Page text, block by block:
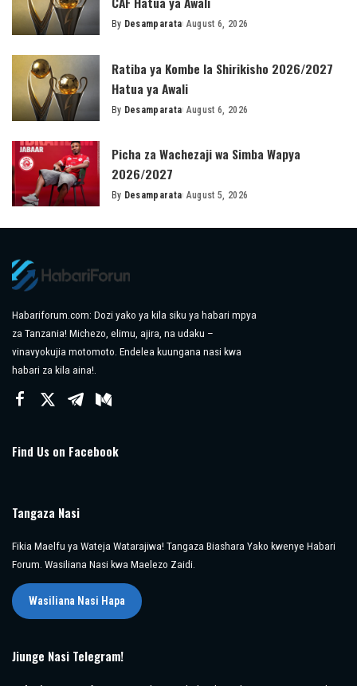
Posted
By Desamparata August 6, 2026
Ratiba ya Kombe la Shirikisho 2026/2027
Hatua ya Awali
Posted
By Desamparata August 6, 2026
Picha za Wachezaji wa Simba Wapya
2026/2027
Posted
By Desamparata August 5, 2026
Habariforum.com: Dozi yako ya kila siku ya habari mpya
za Tanzania! Michezo, elimu, ajira, na udaku –
vinavyokujia motomoto. Endelea kuungana nasi kwa
habari za kila aina!.
Find Us on Facebook
Tangaza Nasi
Fikia Maelfu ya Wateja Watarajiwa! Tangaza Biashara Yako kwenye Habari
Forum. Wasiliana Nasi kwa Maelezo Zaidi.
Wasiliana Nasi Hapa
Jiunge Nasi Telegram!